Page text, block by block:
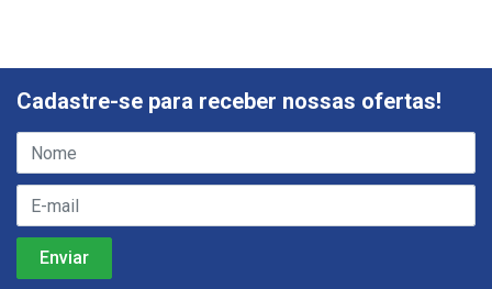
Cadastre-se para receber nossas ofertas!